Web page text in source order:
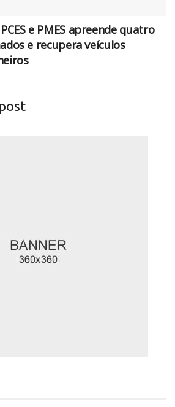
e PMES apreende quatro
e recupera veículos